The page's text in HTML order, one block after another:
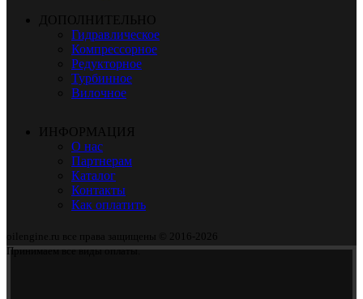
ДОПОЛНИТЕЛЬНО
Гидравлическое
Компрессорное
Редукторное
Турбинное
Вилочное
ИНФОРМАЦИЯ
О нас
Партнерам
Каталог
Контакты
Как оплатить
oilengine.ru все права защищены © 2016-2026
Принимаем все виды оплаты.